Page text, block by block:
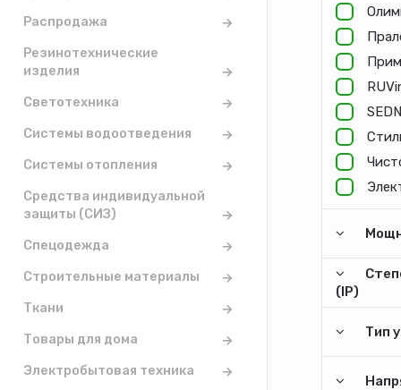
Распродажа
Резинотехнические
изделия
Светотехника
Системы водоотведения
Системы отопления
Средства индивидуальной
защиты (СИЗ)
Спецодежда
Строительные материалы
Ткани
Товары для дома
Электробытовая техника
(IP)
Тип